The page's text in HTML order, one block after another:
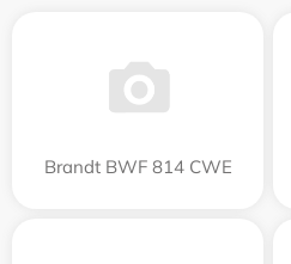
Brandt BWF 814 CWE